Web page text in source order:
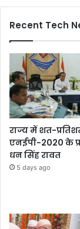
Recent Tech
राज्य में शत-
एनईपी-2020 के
धन सिंह रावत
5 days ago